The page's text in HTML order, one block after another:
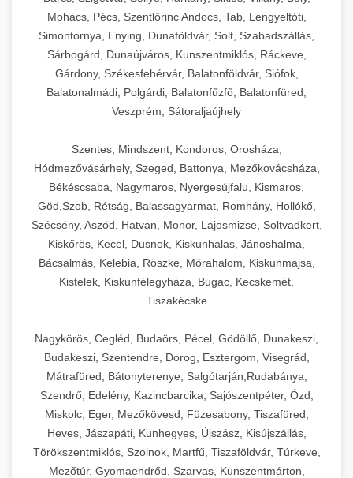
Mohács, Pécs, Szentlőrinc Andocs, Tab, Lengyeltóti,
Simontornya, Enying, Dunaföldvár, Solt, Szabadszállás,
Sárbogárd, Dunaújváros, Kunszentmiklós, Ráckeve,
Gárdony, Székesfehérvár, Balatonföldvár, Siófok,
Balatonalmádi, Polgárdi, Balatonfűzfő, Balatonfüred,
Veszprém, Sátoraljaújhely
Szentes, Mindszent, Kondoros, Orosháza,
Hódmezővásárhely, Szeged, Battonya, Mezőkovácsháza,
Békéscsaba, Nagymaros, Nyergesújfalu, Kismaros,
Göd,Szob, Rétság, Balassagyarmat, Romhány, Hollókő,
Szécsény, Aszód, Hatvan, Monor, Lajosmizse, Soltvadkert,
Kiskőrös, Kecel, Dusnok, Kiskunhalas, Jánoshalma,
Bácsalmás, Kelebia, Röszke, Mórahalom, Kiskunmajsa,
Kistelek, Kiskunfélegyháza, Bugac, Kecskemét,
Tiszakécske
Nagykörös, Cegléd, Budaörs, Pécel, Gödöllő, Dunakeszi,
Budakeszi, Szentendre, Dorog, Esztergom, Visegrád,
Mátrafüred, Bátonyterenye, Salgótarján,Rudabánya,
Szendrő, Edelény, Kazincbarcika, Sajószentpéter, Ózd,
Miskolc, Eger, Mezőkövesd, Füzesabony, Tiszafüred,
Heves, Jászapáti, Kunhegyes, Újszász, Kisújszállás,
Törökszentmiklós, Szolnok, Martfű, Tiszaföldvár, Túrkeve,
Mezőtúr, Gyomaendrőd, Szarvas, Kunszentmárton,